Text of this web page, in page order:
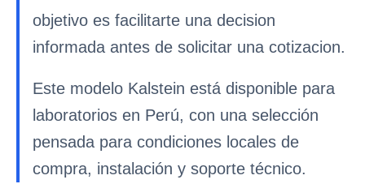
objetivo es facilitarte una decision
informada antes de solicitar una cotizacion.
Este modelo Kalstein está disponible para
laboratorios en Perú, con una selección
pensada para condiciones locales de
compra, instalación y soporte técnico.